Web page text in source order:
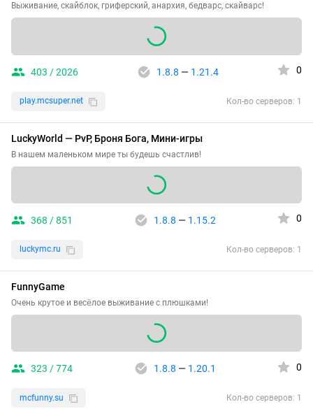
Выживание, скайблок, гриферский, анархия, бедварс, скайварс!
403 / 2026 1.8.8 — 1.21.4 0
play.mcsuper.net Кол-во серверов: 1
LuckyWorld — PvP, Броня Бога, Мини-игры
В нашем маленьком мире ты будешь счастлив!
368 / 851 1.8.8 — 1.15.2 0
luckymc.ru Кол-во серверов: 1
FunnyGame
Очень крутое и весёлое выживание с плюшками!
323 / 774 1.8.8 — 1.20.1 0
mcfunny.su Кол-во серверов: 1